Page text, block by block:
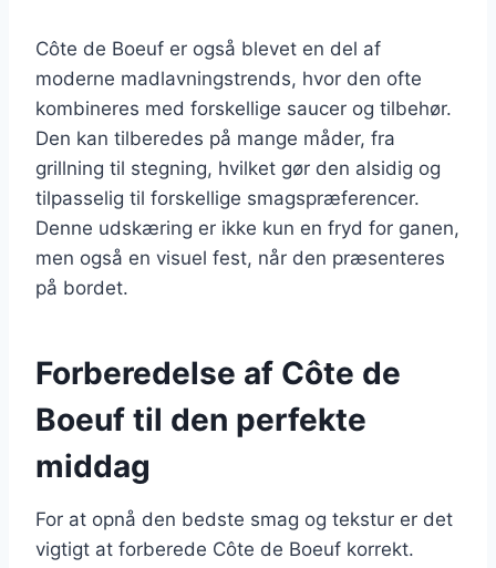
Côte de Boeuf er også blevet en del af
moderne madlavningstrends, hvor den ofte
kombineres med forskellige saucer og tilbehør.
Den kan tilberedes på mange måder, fra
grillning til stegning, hvilket gør den alsidig og
tilpasselig til forskellige smagspræferencer.
Denne udskæring er ikke kun en fryd for ganen,
men også en visuel fest, når den præsenteres
på bordet.
Forberedelse af Côte de
Boeuf til den perfekte
middag
For at opnå den bedste smag og tekstur er det
vigtigt at forberede Côte de Boeuf korrekt.